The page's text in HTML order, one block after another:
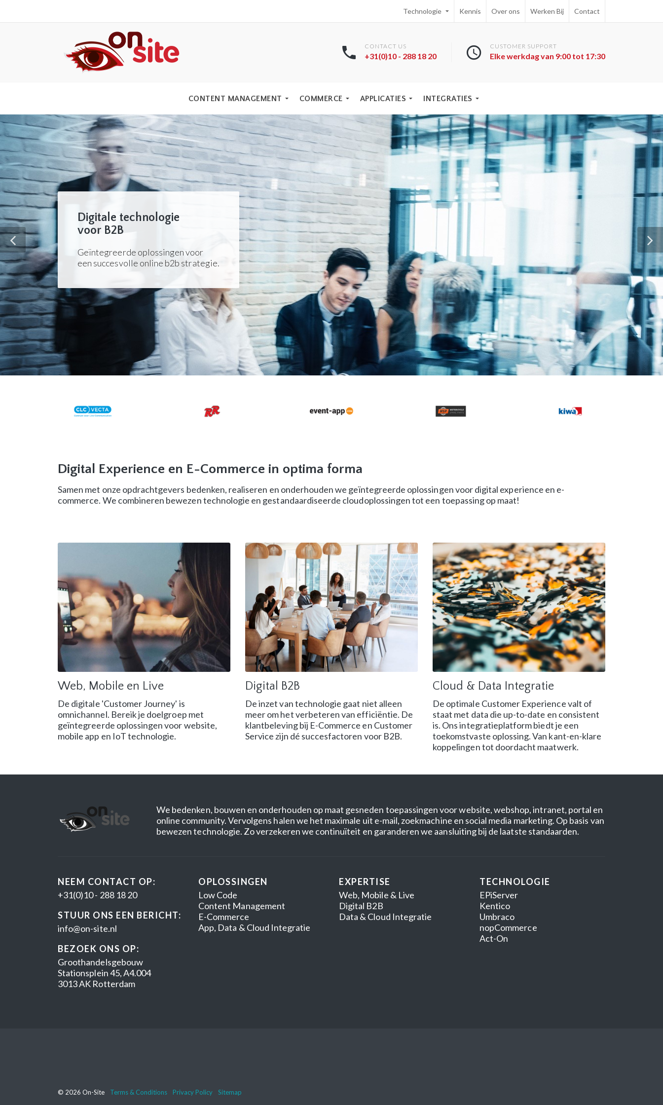
Technologie Kennis Over ons Werken Bij Contact
CONTACT US
+31(0)10 - 288 18 20
CUSTOMER SUPPORT
Elke werkdag van 9:00 tot 17:30
CONTENT MANAGEMENT COMMERCE APPLICATIES INTEGRATIES
Digitale technologie
voor B2B
Geïntegreerde oplossingen voor
een succesvolle online b2b strategie.
Digital Experience en E-Commerce in optima forma
Samen met onze opdrachtgevers bedenken, realiseren en onderhouden we geïntegreerde oplossingen voor digital experience en e-
commerce. We combineren bewezen technologie en gestandaardiseerde cloudoplossingen tot een toepassing op maat!
Web, Mobile en Live
De digitale 'Customer Journey' is
omnichannel. Bereik je doelgroep met
geïntegreerde oplossingen voor website,
mobile app en IoT technologie.
Digital B2B
De inzet van technologie gaat niet alleen
meer om het verbeteren van efficiëntie. De
klantbeleving bij E-Commerce en Customer
Service zijn dé succesfactoren voor B2B.
Cloud & Data Integratie
De optimale Customer Experience valt of
staat met data die up-to-date en consistent
is. Ons integratieplatform biedt je een
toekomstvaste oplossing. Van kant-en-klare
koppelingen tot doordacht maatwerk.
We bedenken, bouwen en onderhouden op maat gesneden toepassingen voor website, webshop, intranet, portal en
online community. Vervolgens halen we het maximale uit e-mail, zoekmachine en social media marketing. Op basis van
bewezen technologie. Zo verzekeren we continuïteit en garanderen we aansluiting bij de laatste standaarden.
NEEM CONTACT OP:
+31(0)10 - 288 18 20
STUUR ONS EEN BERICHT:
info@on-site.nl
BEZOEK ONS OP:
Groothandelsgebouw
Stationsplein 45, A4.004
3013 AK Rotterdam
OPLOSSINGEN
Low Code
Content Management
E-Commerce
App, Data & Cloud Integratie
EXPERTISE
Web, Mobile & Live
Digital B2B
Data & Cloud Integratie
TECHNOLOGIE
EPiServer
Kentico
Umbraco
nopCommerce
Act-On
© 2026 On-Site Terms & Conditions Privacy Policy Sitemap